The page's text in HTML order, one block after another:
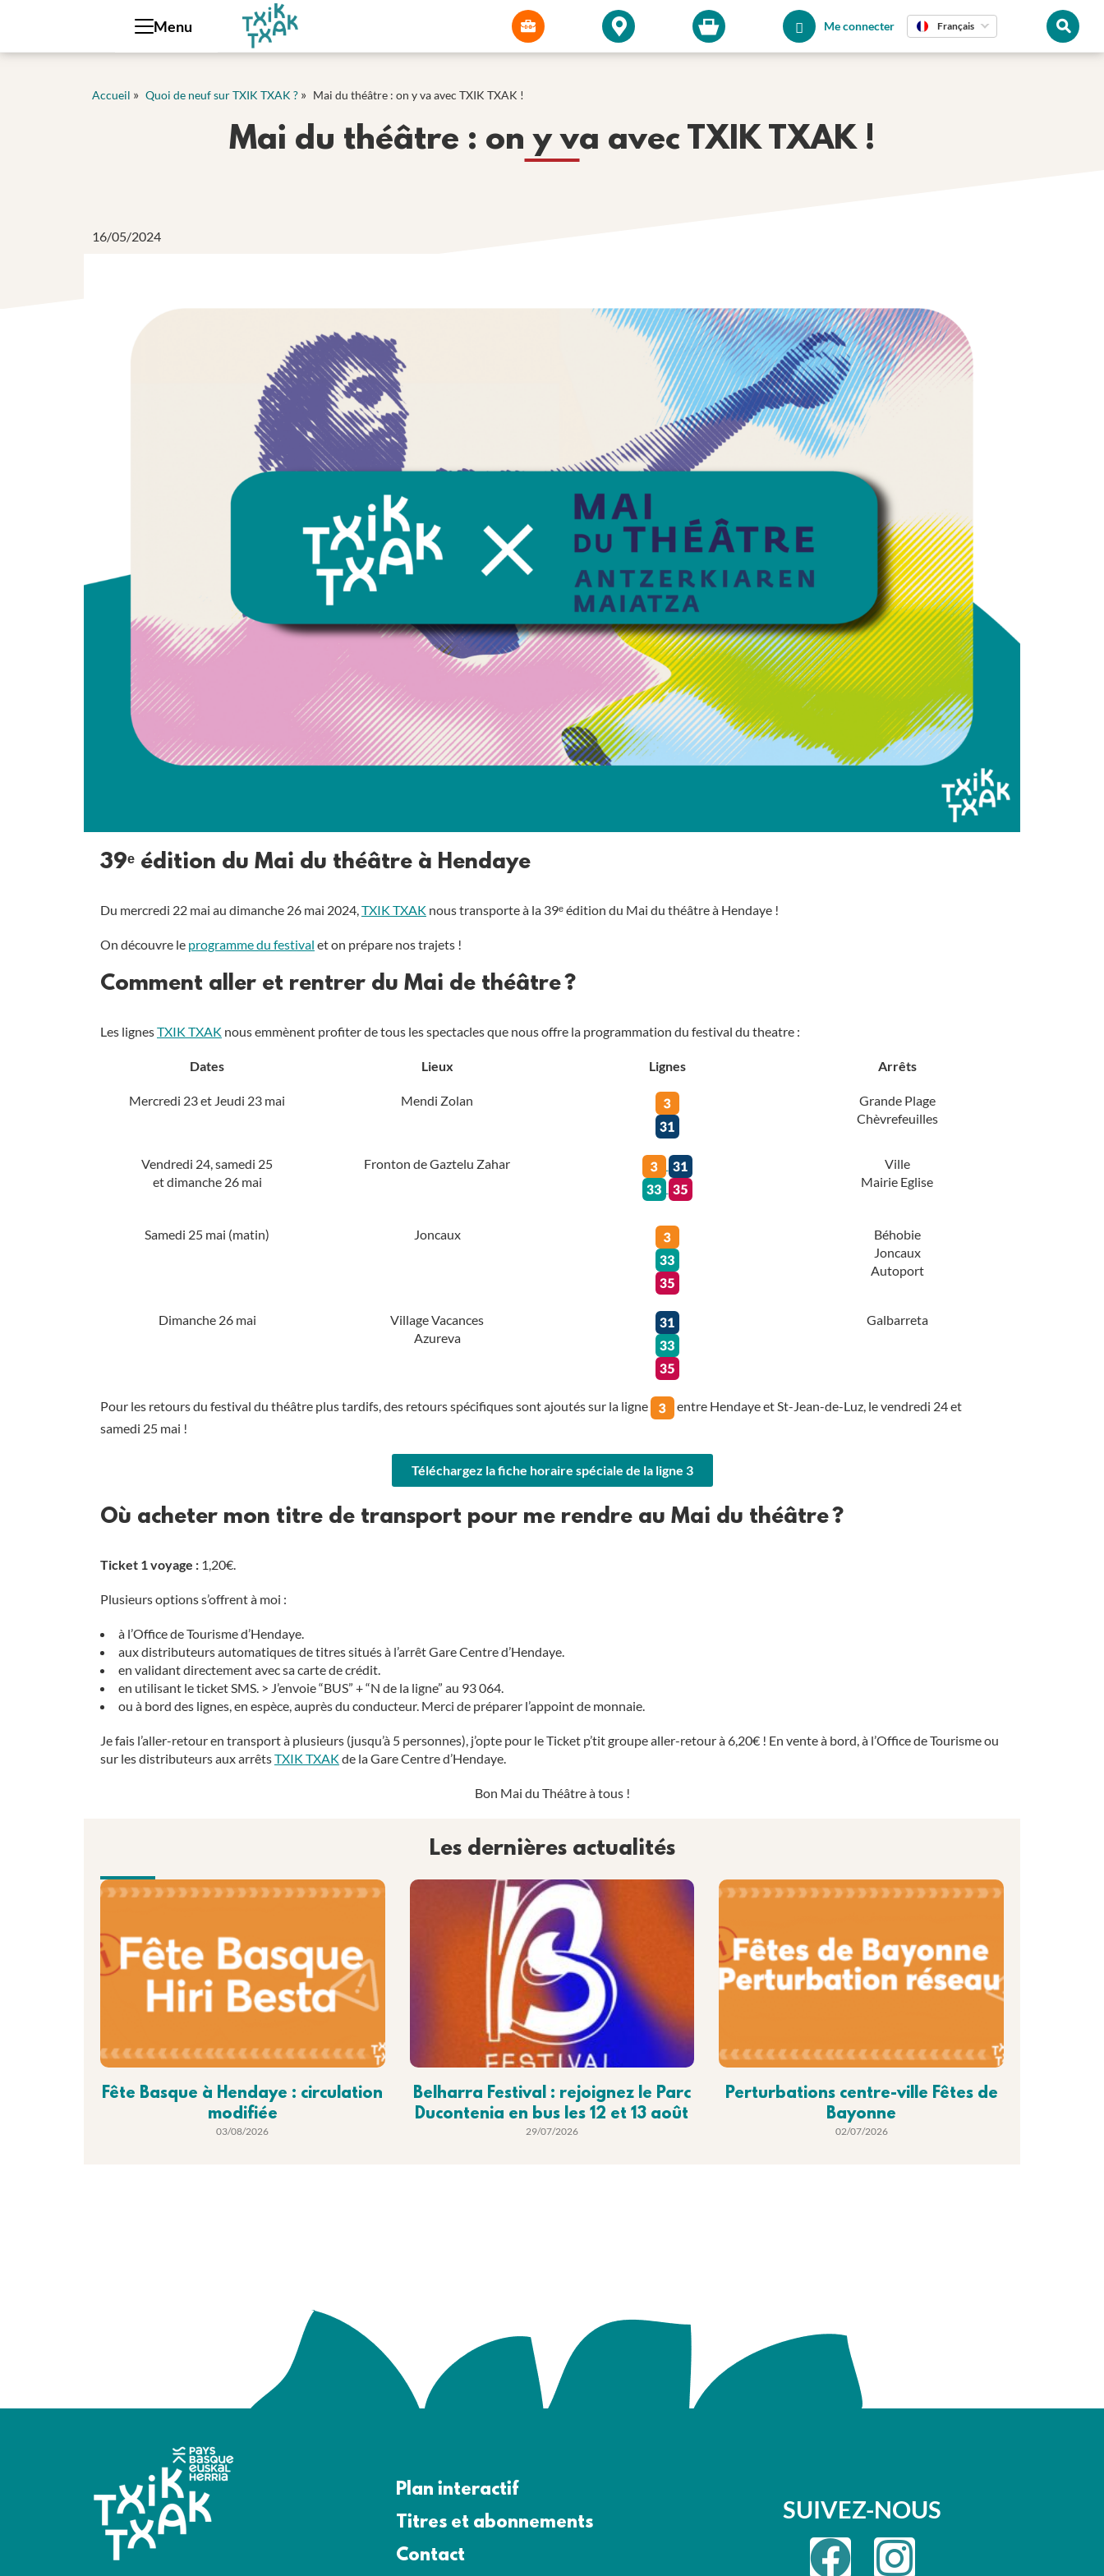
Menu Me connecter Français
Accueil » Quoi de neuf sur TXIK TXAK ? » Mai du théâtre : on y va avec TXIK TXAK !
Mai du théâtre : on y va avec TXIK TXAK !
16/05/2024
39ᵉ édition du Mai du théâtre à Hendaye
Du mercredi 22 mai au dimanche 26 mai 2024,TXIK TXAK nous transporte à la 39ᵉ édition du Mai du théâtre à Hendaye !
On découvre le programme du festival et on prépare nos trajets !
Comment aller et rentrer du Mai de théâtre ?
Les lignesTXIK TXAK nous emmènent profiter de tous les spectacles que nous offre la programmation du festival du theatre :
Dates Lieux Lignes Arrêts
Mercredi 23 et Jeudi 23 mai Mendi Zolan
Grande Plage
Chèvrefeuilles
Vendredi 24, samedi 25
et dimanche 26 mai
Fronton de Gaztelu Zahar
Ville
Mairie Eglise
Samedi 25 mai (matin) Joncaux
Béhobie
Joncaux
Autoport
Dimanche 26 mai
Village Vacances
Azureva
Galbarreta
Pour les retours du festival du théâtre plus tardifs, des retours spécifiques sont ajoutés sur la ligne
entre Hendaye et St-Jean-de-Luz, le vendredi 24 et
samedi 25 mai !
Téléchargez la fiche horaire spéciale de la ligne 3
Où acheter mon titre de transport pour me rendre au Mai du théâtre ?
Ticket 1 voyage : 1,20€.
Plusieurs options s’offrent à moi :
à l’Office de Tourisme d’Hendaye.
aux distributeurs automatiques de titres situés à l’arrêt Gare Centre d’Hendaye.
en validant directement avec sa carte de crédit.
en utilisant le ticket SMS. > J’envoie “BUS” + “N de la ligne” au 93 064.
ou à bord des lignes, en espèce, auprès du conducteur. Merci de préparer l’appoint de monnaie.
Je fais l’aller-retour en transport à plusieurs (jusqu’à 5 personnes), j’opte pour leTicket p’tit groupe aller-retourà 6,20€ ! En vente à bord, à l’Office de Tourisme ou
sur les distributeurs aux arrêtsTXIK TXAK de la Gare Centre d’Hendaye.
Bon Mai du Théâtre à tous !
Les dernières actualités
Fête Basque à Hendaye : circulation
modifiée
03/08/2026
Belharra Festival : rejoignez le Parc
Ducontenia en bus les 12 et 13 août
29/07/2026
Perturbations centre-ville Fêtes de
Bayonne
02/07/2026
Plan interactif
Titres et abonnements
Contact
SUIVEZ-NOUS